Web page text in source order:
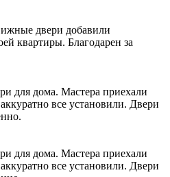
двери добавили
квартиры. Благодарен за
для дома. Мастера приехали
все установили. Двери
для дома. Мастера приехали
все установили. Двери